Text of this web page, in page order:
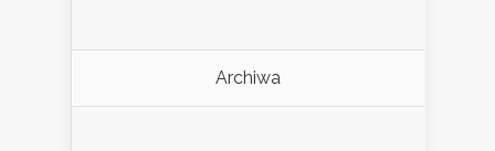
Archiwa